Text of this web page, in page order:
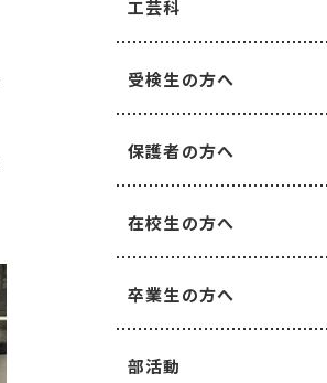
工芸科
受検生の方へ
保護者の方へ
在校生の方へ
卒業生の方へ
部活動